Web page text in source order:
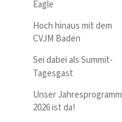
Eagle
Hoch hinaus mit dem
CVJM Baden
Sei dabei als Summit-
Tagesgast
Unser Jahresprogramm
2026 ist da!